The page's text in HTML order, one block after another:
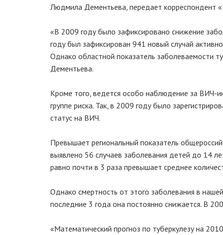
Людмила Дементьева, передает корреспондент
«В 2009 году было зафиксировано снижение
году был зафиксирован 941 новый случай
Однако областной показатель заболеваемости
Дементьева.
Кроме того, ведется особо наблюдение за ВИЧ-
группе риска. Так, в 2009 году было
статус на ВИЧ.
Превышает региональный показатель
выявлено 56 случаев заболевания детей до 14
равно почти в 3 раза превышает среднее
Однако смертность от этого заболевания в
последние 3 года она постоянно снижается. В
«Математический прогноз по туберкулезу на